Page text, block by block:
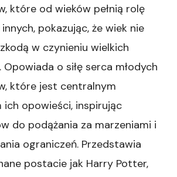
które od wieków pełnią rolę
pokazując, że wiek nie
w czynieniu wielkich
Opowiada o siłę serca młodych
które jest centralnym
opowieści, inspirując
do podążania za marzeniami i
ograniczeń. Przedstawia
postacie jak Harry Potter,